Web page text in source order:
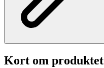
Kort om produktet